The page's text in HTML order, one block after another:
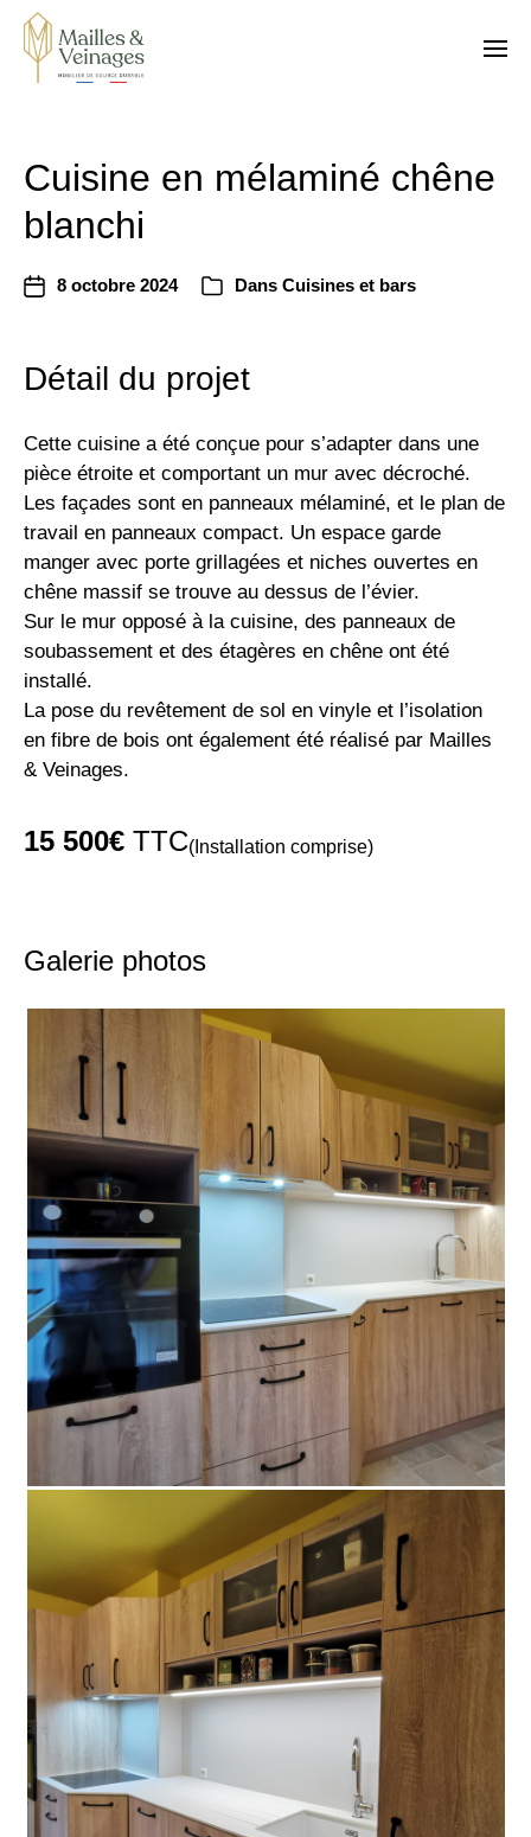
Cuisine en mélaminé chêne
blanchi
8 octobre 2024 Dans Cuisines et bars
Détail du projet
Cette cuisine a été conçue pour s’adapter dans une
pièce étroite et comportant un mur avec décroché.
Les façades sont en panneaux mélaminé, et le plan de
travail en panneaux compact. Un espace garde
manger avec porte grillagées et niches ouvertes en
chêne massif se trouve au dessus de l’évier.
Sur le mur opposé à la cuisine, des panneaux de
soubassement et des étagères en chêne ont été
installé.
La pose du revêtement de sol en vinyle et l’isolation
en fibre de bois ont également été réalisé par Mailles
& Veinages.
15 500€ TTC(Installation comprise)
Galerie photos